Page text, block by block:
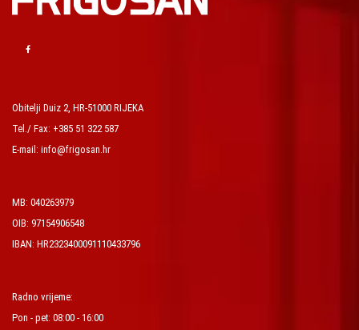
Obitelji Duiz 2, HR-51000 RIJEKA
Tel./ Fax: +385 51 322 587
E-mail: info@frigosan.hr
MB: 040263979
OIB: 97154906548
IBAN: HR2323400091110433796
Radno vrijeme:
Pon - pet: 08:00 - 16:00